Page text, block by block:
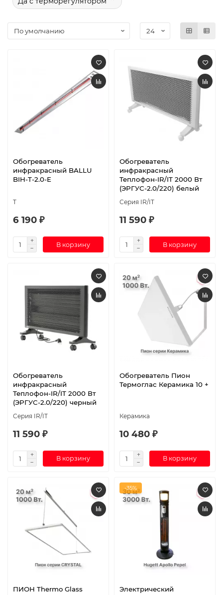
Обогреватель
инфракрасный BALLU
BIH-T-2.0-E
T
6 190 ₽
В корзину
Обогреватель
инфракрасный
Теплофон-IR/IT 2000 Вт
(ЭРГУС-2.0/220) белый
Серия IR/IT
11 590 ₽
В корзину
Обогреватель
инфракрасный
Теплофон-IR/IT 2000 Вт
(ЭРГУС-2.0/220) черный
Серия IR/IT
11 590 ₽
В корзину
Обогреватель Пион
Термоглас Керамика 10 +
Керамика
10 480 ₽
В корзину
ПИОН Thermo Glass
-35%
Электрический